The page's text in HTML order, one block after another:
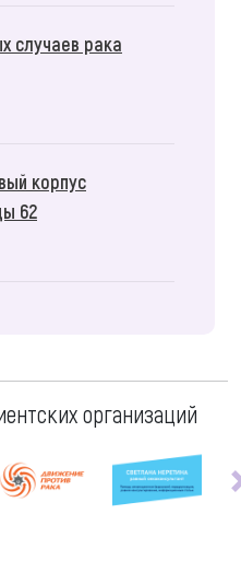
случаев рака
корпус
62
организаций